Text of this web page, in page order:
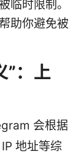
临时限制。
助你避免被
”：上
会根据
地址等综